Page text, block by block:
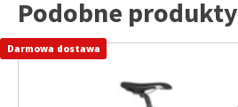
Podobne produkty
Ten
Darmowa dostawa